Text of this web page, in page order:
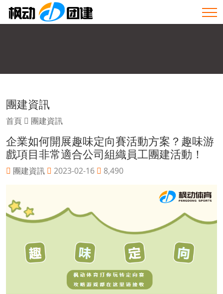
團建資訊
首頁 團建資訊
企業如何開展趣味定向賽活動方案？趣味游
戲項目非常適合公司組織員工團建活動！
團建資訊 2023-02-16 8,490